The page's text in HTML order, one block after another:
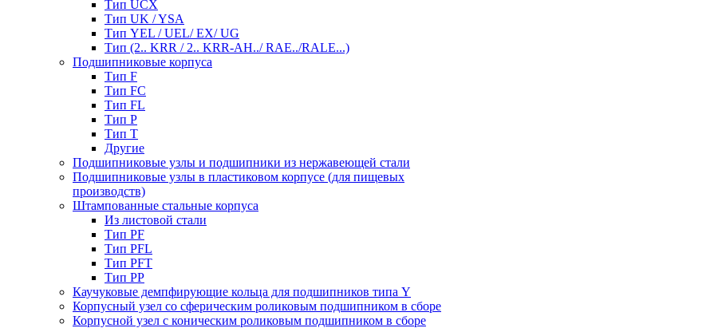
Тип UCX
Тип UK / YSA
Тип YEL / UEL/ EX/ UG
Тип (2.. KRR / 2.. KRR-AH../ RAE../RALE...)
Подшипниковые корпуса
Тип F
Тип FC
Тип FL
Тип P
Тип T
Другие
Подшипниковые узлы и подшипники из нержавеющей стали
Подшипниковые узлы в пластиковом корпусе (для пищевых
производств)
Штампованные стальные корпуса
Из листовой стали
Тип PF
Тип PFL
Тип PFT
Тип PP
Каучуковые демпфирующие кольца для подшипников типа Y
Корпусный узел со сферическим роликовым подшипником в сборе
Корпусной узел с коническим роликовым подшипником в сборе